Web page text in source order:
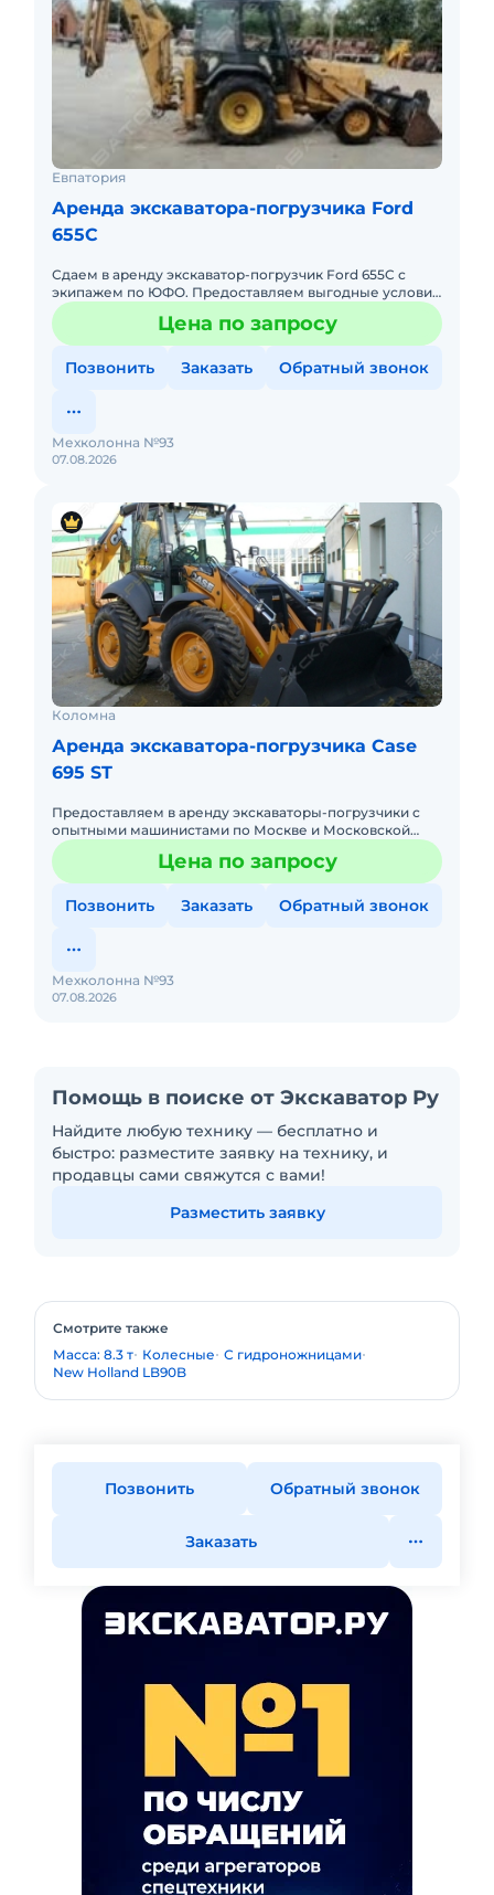
Евпатория
Аренда экскаватора-погрузчика Ford
655C
Сдаем в аренду экскаватор-погрузчик Ford 655C с
экипажем по ЮФО. Предоставляем выгодные условия
для аренды экскаватора-погрузчика Ford 655C в
Южном федеральномЦена по запросу
Позвонить Заказать Обратный звонок
07.08.2026
Мехколонна №93
Коломна
Аренда экскаватора-погрузчика Case
695 ST
Предоставляем в аренду экскаваторы-погрузчики с
опытными машинистами по Москве и Московской
области. Любой вид аренды. Долгосрочный,
краткосрочный (почасовой, п
Цена по запросу
Позвонить Заказать Обратный звонок
07.08.2026
Мехколонна №93
Помощь в поиске от Экскаватор Ру
Найдите любую технику — бесплатно и
быстро: разместите заявку на технику, и
продавцы сами свяжутся с вами!
Разместить заявку
Смотрите также
Масса: 8.3 т Колесные С гидроножницами
New Holland LB90B
Позвонить Обратный звонок
Заказать